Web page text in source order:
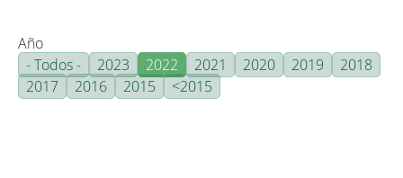
Año
- Todos -
2023 2022 2021 2020 2019
2018
2017
2016 2015 <2015